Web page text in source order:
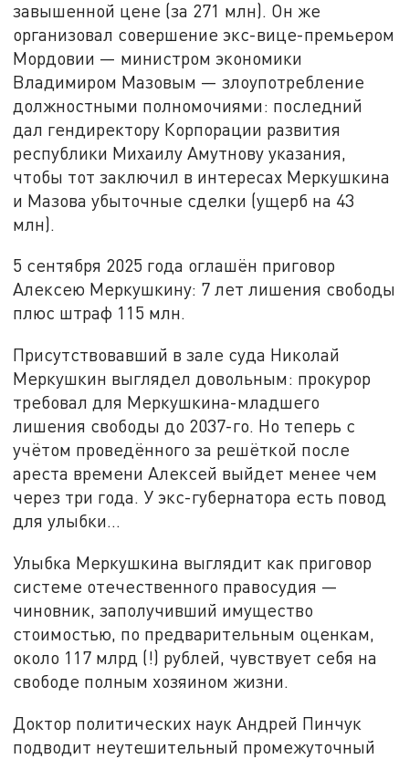
завышенной цене (за 271 млн). Он же
организовал совершение экс-вице-премьером
Мордовии — министром экономики
Владимиром Мазовым — злоупотребление
должностными полномочиями: последний
дал гендиректору Корпорации развития
республики Михаилу Амутнову указания,
чтобы тот заключил в интересах Меркушкина
и Мазова убыточные сделки (ущерб на 43
млн).
5 сентября 2025 года оглашён приговор
Алексею Меркушкину: 7 лет лишения свободы
плюс штраф 115 млн.
Присутствовавший в зале суда Николай
Меркушкин выглядел довольным: прокурор
требовал для Меркушкина-младшего
лишения свободы до 2037-го. Но теперь с
учётом проведённого за решёткой после
ареста времени Алексей выйдет менее чем
через три года. У экс-губернатора есть повод
для улыбки…
Улыбка Меркушкина выглядит как приговор
системе отечественного правосудия —
чиновник, заполучивший имущество
стоимостью, по предварительным оценкам,
около 117 млрд (!) рублей, чувствует себя на
свободе полным хозяином жизни.
Доктор политических наук Андрей Пинчук
подводит неутешительный промежуточный